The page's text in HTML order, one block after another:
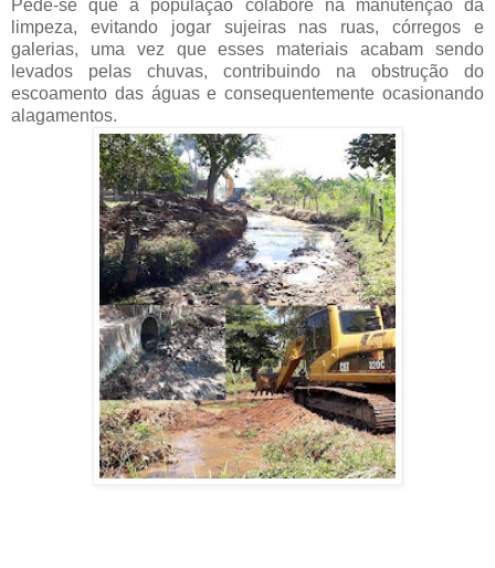
Pede-se que a população colabore na manutenção da
limpeza, evitando jogar sujeiras nas ruas, córregos e
galerias, uma vez que esses materiais acabam sendo
levados pelas chuvas, contribuindo na obstrução do
escoamento das águas e consequentemente ocasionando
alagamentos.